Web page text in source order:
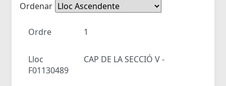
Ordenar
Ordre 1
Lloc
CAP DE LA SECCIÓ V -
F01130489